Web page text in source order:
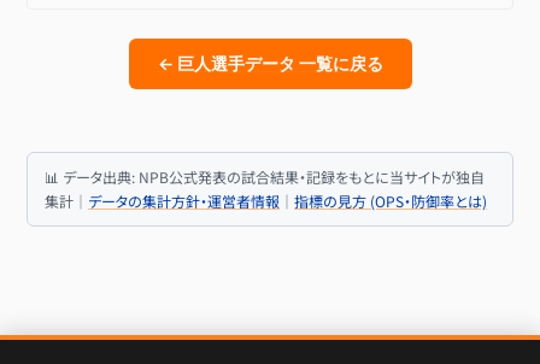
← 巨人選手データ 一覧に戻る
📊 データ出典: NPB公式発表の試合結果・記録をもとに当サイトが独自
集計｜ データの集計方針・運営者情報 ｜ 指標の見方 (OPS・防御率とは)